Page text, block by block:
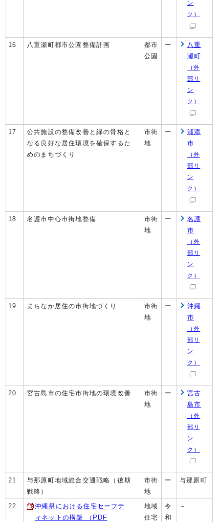
ン
ク）
16 八重瀬町都市公園整備計画
都市
公園
ー
八重
瀬町
（外
部リ
ン
ク）
17
公共施設の整備改善と緑の骨格と
なる良好な居住環境を確保するた
めのまちづくり
市街
地
ー
浦添
市
（外
部リ
ン
ク）
18 名護市中心市街地整備
市街
地
ー
名護
市
（外
部リ
ン
ク）
19 まちなか居住の市街地づくり
市街
地
ー
沖縄
市
（外
部リ
ン
ク）
20 宮古島市の住宅市街地の環境改善
市街
地
ー
宮古
島市
（外
部リ
ン
ク）
21
与那原町地域総合交通戦略（後期
戦略）
市街
地
ー 与那原町
22
沖縄県における住宅セーフテ
ィネットの構築 （PDF
地域
住宅
令
和
－